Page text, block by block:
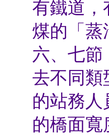
有鐵道，
煤的「蒸
六、七節
去不同類
的站務人
的橋面寬